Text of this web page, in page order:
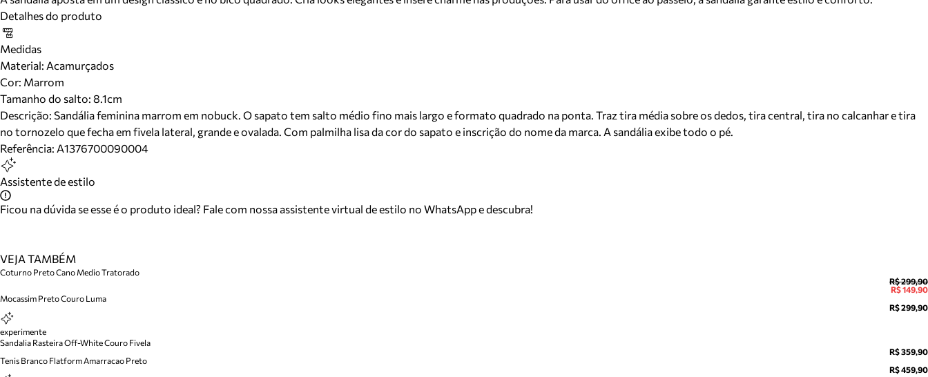
Detalhes do produto
Medidas
Material: Acamurçados
Cor: Marrom
Tamanho do salto: 8.1cm
Descrição: Sandália feminina marrom em nobuck. O sapato tem salto médio fino mais largo e formato quadrado na ponta. Traz tira média sobre os dedos, tira central, tira no calcanhar e tira
no tornozelo que fecha em fivela lateral, grande e ovalada. Com palmilha lisa da cor do sapato e inscrição do nome da marca. A sandália exibe todo o pé.
Referência: A1376700090004
Assistente de estilo
Ficou na dúvida se esse é o produto ideal? Fale com nossa assistente virtual de estilo no WhatsApp e descubra!
VEJA TAMBÉM
Coturno Preto Cano Medio Tratorado
R$ 299,90
R$ 149,90
Mocassim Preto Couro Luma
R$ 299,90
experimente
Sandalia Rasteira Off-White Couro Fivela
R$ 359,90
Tenis Branco Flatform Amarracao Preto
R$ 459,90